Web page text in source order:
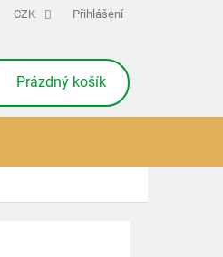
CZK Přihlášení
NÁKUPNÍ
KOŠÍK
Prázdný košík